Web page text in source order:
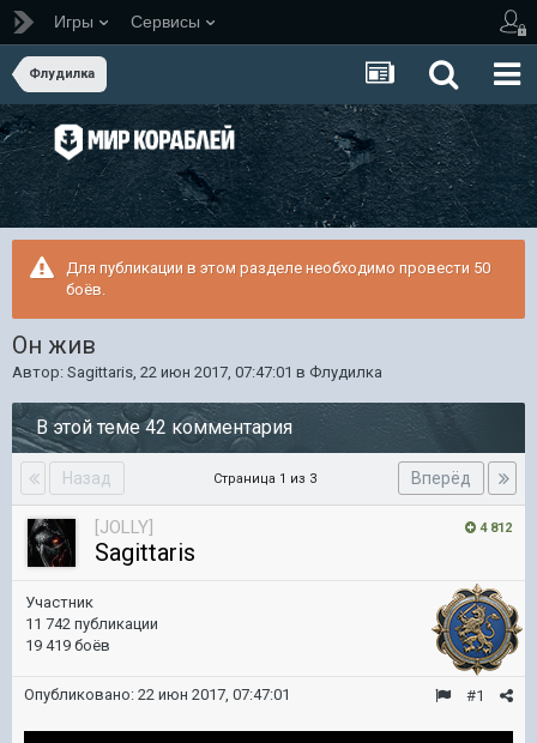
Игры Сервисы
Флудилка
Для публикации в этом разделе необходимо провести 50
боёв.
Он жив
Автор: Sagittaris, 22 июн 2017, 07:47:01 в Флудилка
В этой теме 42 комментария
Назад Вперёд
Страница 1 из 3
4 812
[JOLLY]
Sagittaris
Участник
11 742 публикации
19 419 боёв
#1
Опубликовано: 22 июн 2017, 07:47:01